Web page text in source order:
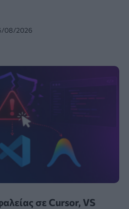
08/2026
σε Cursor, VS